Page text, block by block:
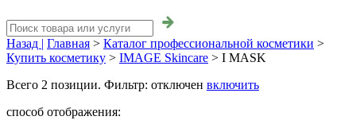
Назад | Главная > Каталог профессиональной косметики >
Купить косметику > IMAGE Skincare > I MASK
Всего 2 позиции. Фильтр: отключен включить
способ отображения: